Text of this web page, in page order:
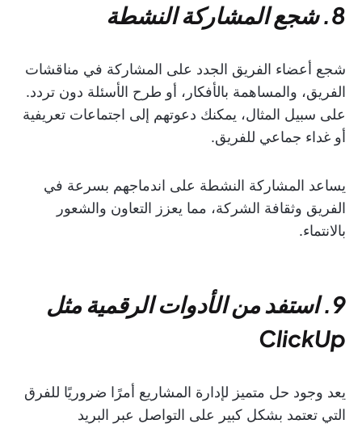
8. شجع المشاركة النشطة
شجع أعضاء الفريق الجدد على المشاركة في مناقشات
الفريق، والمساهمة بالأفكار، أو طرح الأسئلة دون تردد.
على سبيل المثال، يمكنك دعوتهم إلى اجتماعات تعريفية
أو غداء جماعي للفريق.
يساعد المشاركة النشطة على اندماجهم بسرعة في
الفريق وثقافة الشركة، مما يعزز التعاون والشعور
بالانتماء.
9. استفد من الأدوات الرقمية مثل
ClickUp
يعد وجود حل متميز لإدارة المشاريع أمرًا ضروريًا للفرق
التي تعتمد بشكل كبير على التواصل عبر البريد